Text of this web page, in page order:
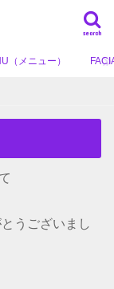
search
（メニュー）
うございまし